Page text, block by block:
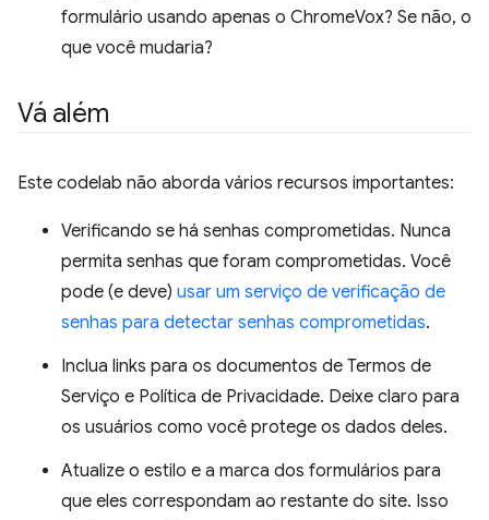
formulário usando apenas o ChromeVox? Se não, o
que você mudaria?
Vá além
Este codelab não aborda vários recursos importantes:
Verificando se há senhas comprometidas. Nunca
permita senhas que foram comprometidas. Você
pode (e deve) usar um serviço de verificação de
senhas para detectar senhas comprometidas.
Inclua links para os documentos de Termos de
Serviço e Política de Privacidade. Deixe claro para
os usuários como você protege os dados deles.
Atualize o estilo e a marca dos formulários para
que eles correspondam ao restante do site. Isso